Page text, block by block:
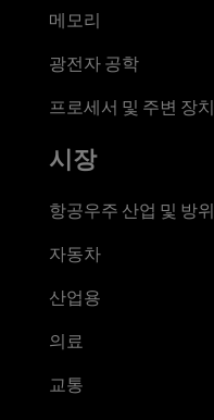
메모리
광전자 공학
프로세서 및 주변 장치
시장
항공우주 산업 및 방위
자동차
산업용
의료
교통